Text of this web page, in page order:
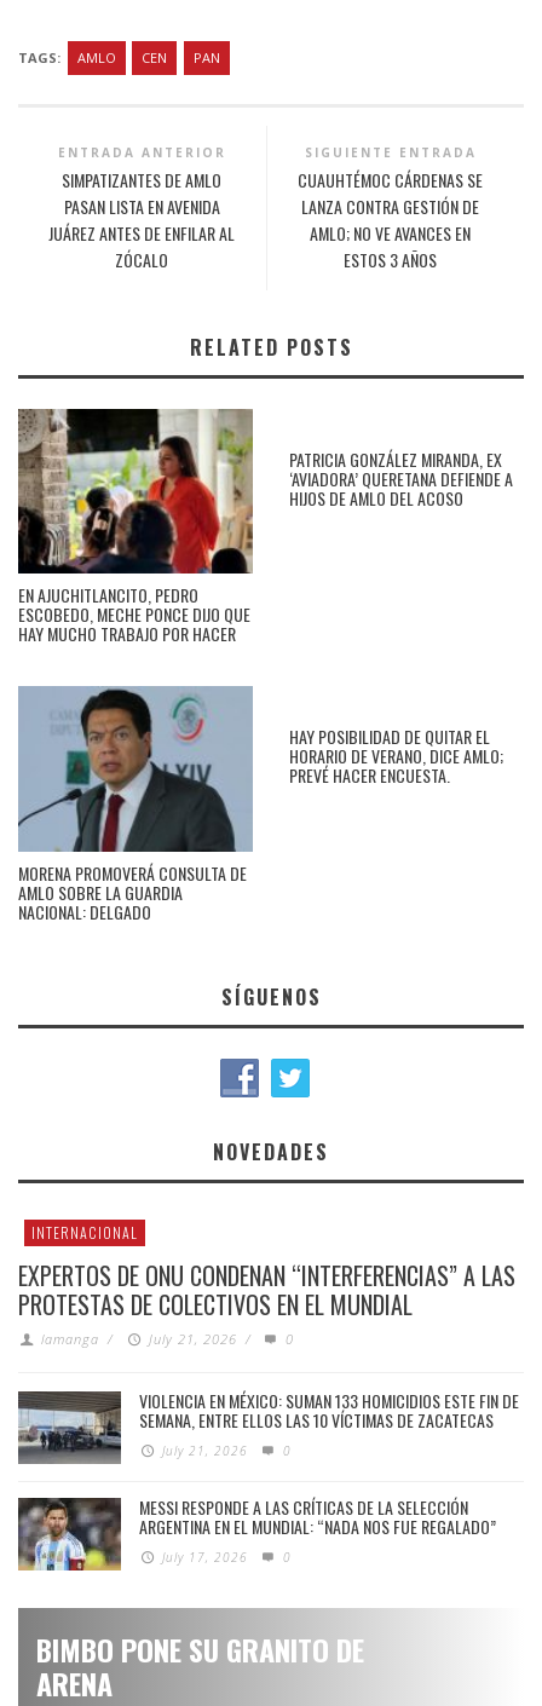
TAGS: AMLO CEN PAN
ENTRADA ANTERIOR
SIMPATIZANTES DE AMLO
PASAN LISTA EN AVENIDA
JUÁREZ ANTES DE ENFILAR AL
ZÓCALO
SIGUIENTE ENTRADA
CUAUHTÉMOC CÁRDENAS SE
LANZA CONTRA GESTIÓN DE
AMLO; NO VE AVANCES EN
ESTOS 3 AÑOS
RELATED POSTS
EN AJUCHITLANCITO, PEDRO
ESCOBEDO, MECHE PONCE DIJO QUE
HAY MUCHO TRABAJO POR HACER
PATRICIA GONZÁLEZ MIRANDA, EX
‘AVIADORA’ QUERETANA DEFIENDE A
HIJOS DE AMLO DEL ACOSO
MORENA PROMOVERÁ CONSULTA DE
AMLO SOBRE LA GUARDIA
NACIONAL: DELGADO
HAY POSIBILIDAD DE QUITAR EL
HORARIO DE VERANO, DICE AMLO;
PREVÉ HACER ENCUESTA.
SÍGUENOS
NOVEDADES
INTERNACIONAL
EXPERTOS DE ONU CONDENAN “INTERFERENCIAS” A LAS
PROTESTAS DE COLECTIVOS EN EL MUNDIAL
lamanga / July 21, 2026 / 0
VIOLENCIA EN MÉXICO: SUMAN 133 HOMICIDIOS ESTE FIN DE
SEMANA, ENTRE ELLOS LAS 10 VÍCTIMAS DE ZACATECAS
July 21, 2026 0
MESSI RESPONDE A LAS CRÍTICAS DE LA SELECCIÓN
ARGENTINA EN EL MUNDIAL: “NADA NOS FUE REGALADO”
July 17, 2026 0
BIMBO PONE SU GRANITO DE
ARENA